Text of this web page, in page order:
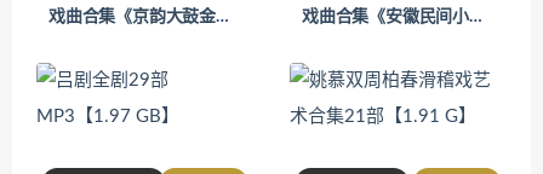
戏曲合集《京韵大鼓金陵十二钗14部【29.4 MB】 》 戏曲合集《安徽民间小调全集含拔娘的金牙等26部【3.19》